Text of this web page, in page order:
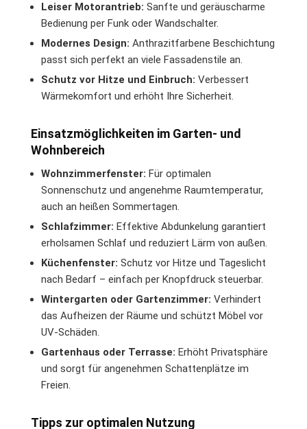
Leiser Motorantrieb: Sanfte und geräuscharme
Bedienung per Funk oder Wandschalter.
Modernes Design: Anthrazitfarbene Beschichtung
passt sich perfekt an viele Fassadenstile an.
Schutz vor Hitze und Einbruch: Verbessert
Wärmekomfort und erhöht Ihre Sicherheit.
Einsatzmöglichkeiten im Garten- und
Wohnbereich
Wohnzimmerfenster: Für optimalen
Sonnenschutz und angenehme Raumtemperatur,
auch an heißen Sommertagen.
Schlafzimmer: Effektive Abdunkelung garantiert
erholsamen Schlaf und reduziert Lärm von außen.
Küchenfenster: Schutz vor Hitze und Tageslicht
nach Bedarf – einfach per Knopfdruck steuerbar.
Wintergarten oder Gartenzimmer: Verhindert
das Aufheizen der Räume und schützt Möbel vor
UV-Schäden.
Gartenhaus oder Terrasse: Erhöht Privatsphäre
und sorgt für angenehmen Schattenplätze im
Freien.
Tipps zur optimalen Nutzung